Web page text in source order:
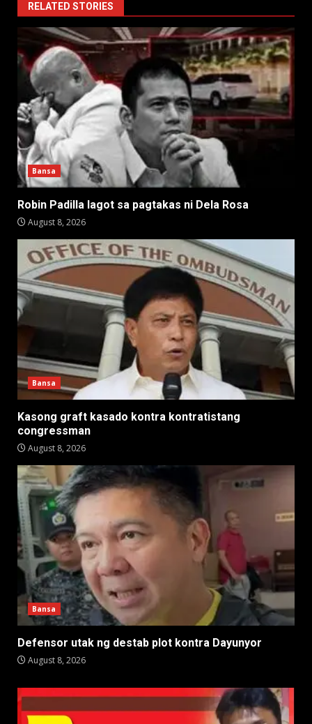
RELATED STORIES
Bansa
Robin Padilla lagot sa pagtakas ni Dela Rosa
August 8, 2026
Bansa
Kasong graft kasado kontra kontratistang
congressman
August 8, 2026
Bansa
Defensor utak ng destab plot kontra Dayunyor
August 8, 2026